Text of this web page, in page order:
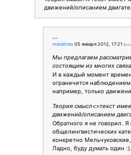
движений/описанием
...
metatheo 05 января 2012, 17:21 (
Мы предлагаем
состоящим из многих
И в каждый момент
ограничится наблюдением
например, только
Теория смысл<>текст
движений/описанием
Обратного я не говорил. Я
общелингвистических
конкретно
Ладно, буду думать один :).